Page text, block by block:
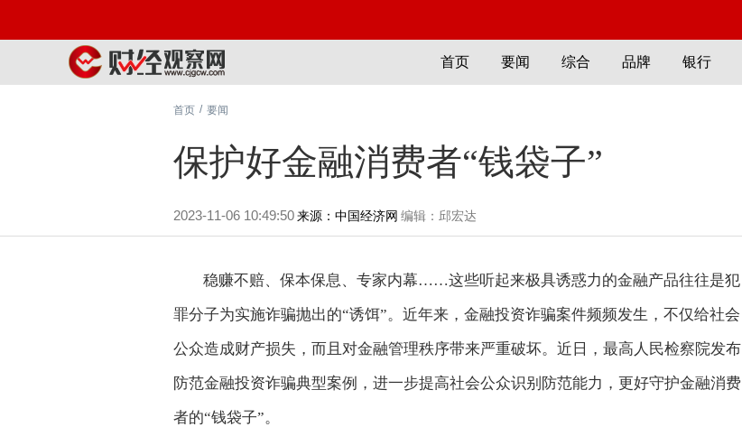
首页 要闻 综合 品牌 银行
首页 / 要闻
保护好金融消费者“钱袋子”
2023-11-06 10:49:50来源：中国经济网 编辑：邱宏达
稳赚不赔、保本保息、专家内幕……这些听起来极具诱惑力的金融产品往往是犯
罪分子为实施诈骗抛出的“诱饵”。近年来，金融投资诈骗案件频频发生，不仅给社会
公众造成财产损失，而且对金融管理秩序带来严重破坏。近日，最高人民检察院发布
防范金融投资诈骗典型案例，进一步提高社会公众识别防范能力，更好守护金融消费
者的“钱袋子”。